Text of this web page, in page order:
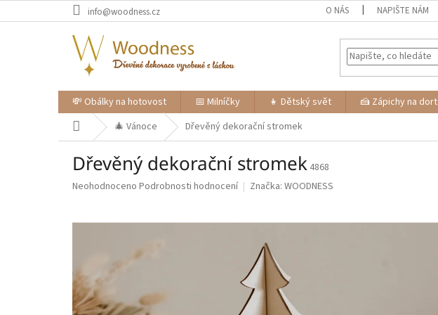
na
info@woodness.cz O NÁS NAPIŠTE NÁM
💸 Obálky na hotovost 📅 Milníčky 👧 Dětský svět 🍰 Zápichy na dort
Domů 🎄 Vánoce Dřevěný dekorační stromek
Dřevěný dekorační stromek 4868
Průměrné
je
hvězdiček.
Neohodnoceno Podrobnosti hodnocení Značka: WOODNESS